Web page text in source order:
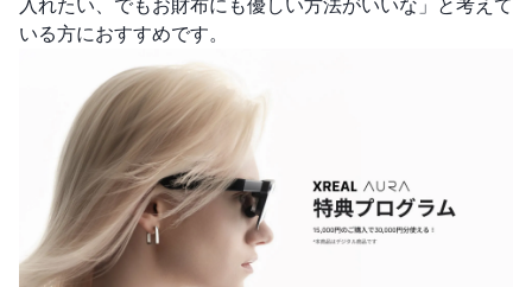
入れたい、でもお財布にも優しい方法がいいな」と考えて
いる方におすすめです。